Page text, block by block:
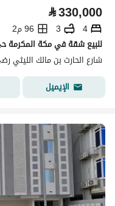
⃁330,000
4
3
96 م2
للبيع شقة في مكة المكرمة
شارع الحارث بن مالك الليثي
الإيميل